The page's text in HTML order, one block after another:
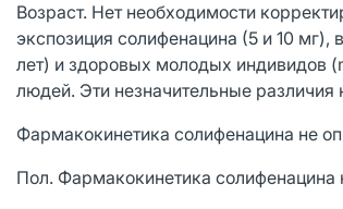
Возраст. Нет необходимости
экспозиция солифенацина (5 и 10
лет) и здоровых молодых индивидов
людей. Эти незначительные
Фармакокинетика солифенацина не
Пол. Фармакокинетика солифенацина